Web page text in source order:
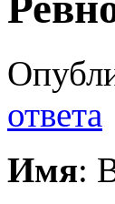
ответа
Имя: